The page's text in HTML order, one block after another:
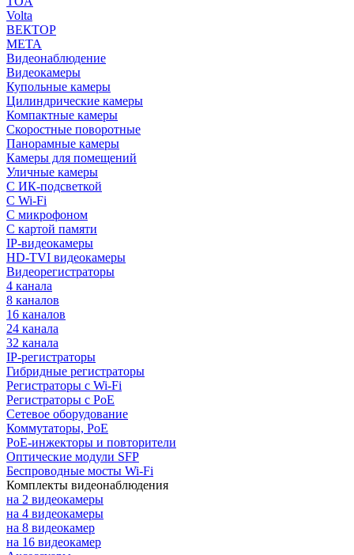
Volta
ВЕКТОР
МЕТА
Видеонаблюдение
Видеокамеры
Купольные камеры
Цилиндрические камеры
Компактные камеры
Скоростные поворотные
Панорамные камеры
Камеры для помещений
Уличные камеры
С ИК-подсветкой
С Wi-Fi
С микрофоном
С картой памяти
IP-видеокамеры
HD-TVI видеокамеры
Видеорегистраторы
4 канала
8 каналов
16 каналов
24 канала
32 канала
IP-регистраторы
Гибридные регистраторы
Регистраторы с Wi-Fi
Регистраторы с PoE
Сетевое оборудование
Коммутаторы, PoE
PoE-инжекторы и повторители
Оптические модули SFP
Беспроводные мосты Wi-Fi
Комплекты видеонаблюдения
на 2 видеокамеры
на 4 видеокамеры
на 8 видеокамер
на 16 видеокамер